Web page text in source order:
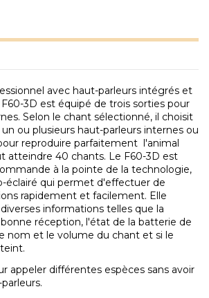
avec haut-parleurs intégrés et
3D est équipé de trois sorties pour
Selon le chant sélectionné, il choisit
ou plusieurs haut-parleurs internes ou
reproduire parfaitement l'animal
atteindre 40 chants. Le F60-3D est
à la pointe de la technologie,
éclairé qui permet d'effectuer de
rapidement et facilement. Elle
informations telles que la
réception, l'état de la batterie de
nom et le volume du chant et si le
appeler différentes espèces sans avoir